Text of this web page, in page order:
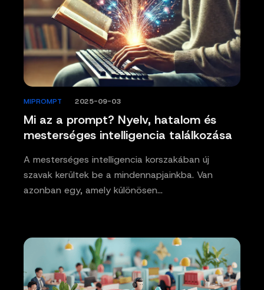
Mi az a prompt? Nyelv, hatalom és
mesterséges intelligencia találkozása
MIPROMPT 2025-09-03
A mesterséges intelligencia korszakában új
szavak kerültek be a mindennapjainkba. Van
azonban egy, amely különösen…